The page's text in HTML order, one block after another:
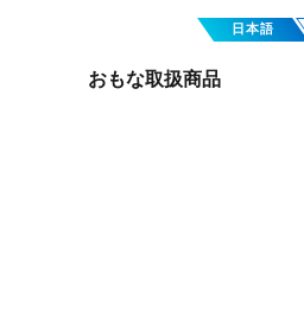
日本語
おもな取扱商品